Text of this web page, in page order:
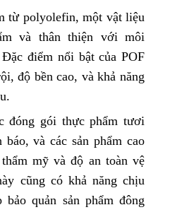
từ polyolefin, một vật liệu
và thân thiện với môi
điểm nổi bật của POF
độ bền cao, và khả năng
đóng gói thực phẩm tươi
báo, và các sản phẩm cao
mỹ và độ an toàn vệ
cũng có khả năng chịu
quản sản phẩm đông